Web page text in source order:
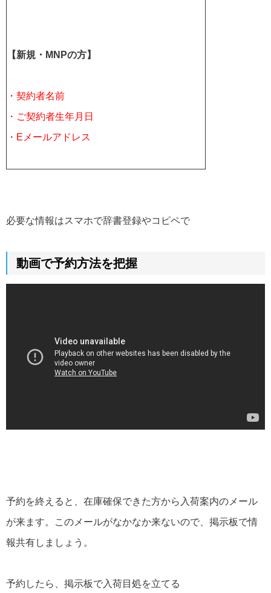
【新規・MNPの方】
・契約者名前
・ご契約者生年月日
・Eメールアドレス
必要な情報はスマホで辞書登録やコピペで
動画で予約方法を把握
予約を終えると、在庫確保できた方から入荷案内のメール
が来ます。このメールがなかなか来ないので、掲示板で情
報共有しましょう。
予約したら、掲示板で入荷目処を立てる